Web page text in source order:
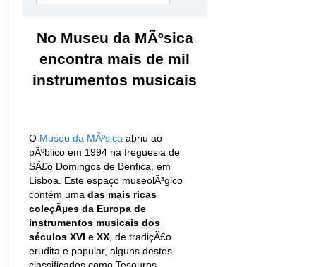
No Museu da MÃºsica
encontra mais de mil
instrumentos musicais
O Museu da MÃºsica abriu ao
pÃºblico em 1994 na freguesia de
SÃ£o Domingos de Benfica, em
Lisboa. Este espaço museolÃ³gico
contém uma das mais ricas
coleçÃµes da Europa de
instrumentos musicais dos
séculos XVI e XX , de tradiçÃ£o
erudita e popular, alguns destes